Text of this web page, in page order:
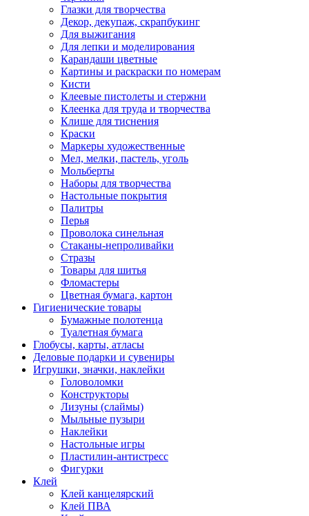
Глазки для творчества
Декор, декупаж, скрапбукинг
Для выжигания
Для лепки и моделирования
Карандаши цветные
Картины и раскраски по номерам
Кисти
Клеевые пистолеты и стержни
Клеенка для труда и творчества
Клише для тиснения
Краски
Маркеры художественные
Мел, мелки, пастель, уголь
Мольберты
Наборы для творчества
Настольные покрытия
Палитры
Перья
Проволока синельная
Стаканы-непроливайки
Стразы
Товары для шитья
Фломастеры
Цветная бумага, картон
Гигиенические товары
Бумажные полотенца
Туалетная бумага
Глобусы, карты, атласы
Деловые подарки и сувениры
Игрушки, значки, наклейки
Головоломки
Конструкторы
Лизуны (слаймы)
Мыльные пузыри
Наклейки
Настольные игры
Пластилин-антистресс
Фигурки
Клей
Клей канцелярский
Клей ПВА